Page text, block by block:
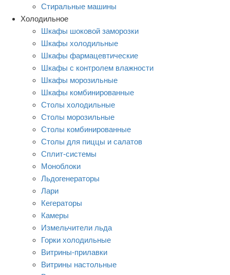
Стиральные машины
Холодильное
Шкафы шоковой заморозки
Шкафы холодильные
Шкафы фармацевтические
Шкафы с контролем влажности
Шкафы морозильные
Шкафы комбинированные
Столы холодильные
Столы морозильные
Столы комбинированные
Столы для пиццы и салатов
Сплит-системы
Моноблоки
Льдогенераторы
Лари
Кегераторы
Камеры
Измельчители льда
Горки холодильные
Витрины-прилавки
Витрины настольные